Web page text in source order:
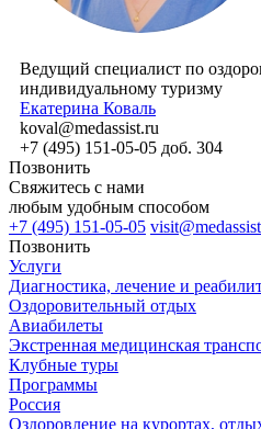
Ведущий специалист по
индивидуальному туризму
Екатерина Коваль
koval@medassist.ru
+7 (495) 151-05-05 доб. 304
Позвонить
Свяжитесь с нами
любым удобным способом
+7 (495) 151-05-05
Позвонить
Услуги
Диагностика, лечение и
Оздоровительный отдых
Авиабилеты
Экстренная медицинская
Клубные туры
Программы
Россия
Оздоровление на курортах,